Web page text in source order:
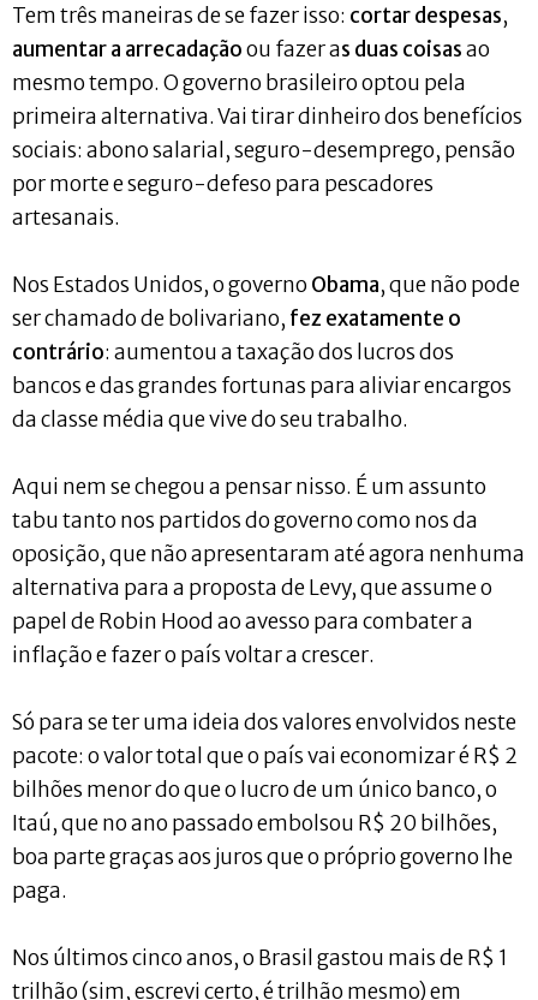
Tem três maneiras de se fazer isso: cortar despesas,
aumentar a arrecadaçãoou fazer as duas coisasao
mesmo tempo. O governo brasileiro optou pela
primeira alternativa. Vai tirar dinheiro dos benefícios
sociais: abono salarial, seguro-desemprego, pensão
por morte e seguro-defeso para pescadores
artesanais.
Nos Estados Unidos, o governo Obama, que não pode
ser chamado de bolivariano, fez exatamente o
contrário: aumentou a taxação dos lucros dos
bancos e das grandes fortunas para aliviar encargos
da classe média que vive do seu trabalho.
Aqui nem se chegou a pensar nisso. É um assunto
tabu tanto nos partidos do governo como nos da
oposição, que não apresentaram até agora nenhuma
alternativa para a proposta de Levy, que assume o
papel de Robin Hood ao avesso para combater a
inflação e fazer o país voltar a crescer.
Só para se ter uma ideia dos valores envolvidos neste
pacote: o valor total que o país vai economizar é R$ 2
bilhões menor do que o lucro de um único banco, o
Itaú, que no ano passado embolsou R$ 20 bilhões,
boa parte graças aos juros que o próprio governo lhe
paga.
Nos últimos cinco anos, o Brasil gastou mais de R$ 1
trilhão (sim, escrevi certo, é trilhão mesmo) em